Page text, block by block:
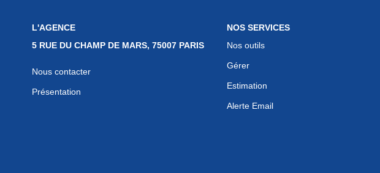
L'AGENCE
5 RUE DU CHAMP DE MARS, 75007 PARIS
Nous contacter
Présentation
NOS SERVICES
Nos outils
Gérer
Estimation
Alerte Email